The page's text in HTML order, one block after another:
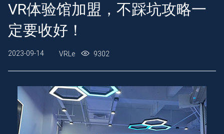
VR体验馆加盟，不踩坑攻略一
定要收好！
2023-09-14 VRLe 9302